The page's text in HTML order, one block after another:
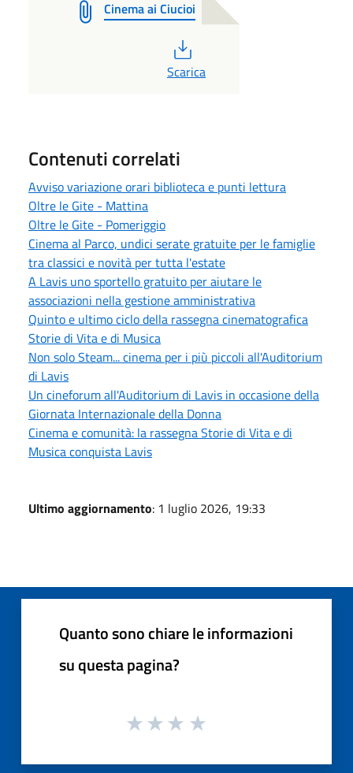
Cinema ai Ciucioi
Scarica
Contenuti correlati
Avviso variazione orari biblioteca e punti lettura
Oltre le Gite - Mattina
Oltre le Gite - Pomeriggio
Cinema al Parco, undici serate gratuite per le famiglie
tra classici e novità per tutta l'estate
A Lavis uno sportello gratuito per aiutare le
associazioni nella gestione amministrativa
Quinto e ultimo ciclo della rassegna cinematografica
Storie di Vita e di Musica
Non solo Steam... cinema per i più piccoli all'Auditorium
di Lavis
Un cineforum all'Auditorium di Lavis in occasione della
Giornata Internazionale della Donna
Cinema e comunità: la rassegna Storie di Vita e di
Musica conquista Lavis
Ultimo aggiornamento: 1 luglio 2026, 19:33
Quanto sono chiare le informazioni
su questa pagina?